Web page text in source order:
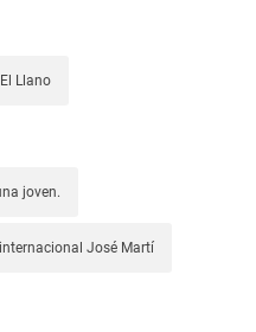
Llano
joven.
José Martí